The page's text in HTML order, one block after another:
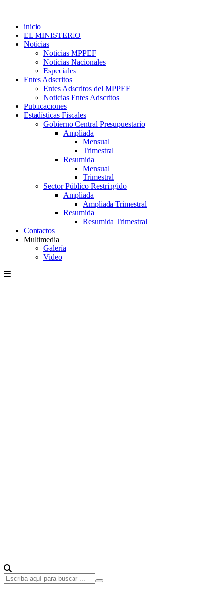
inicio
EL MINISTERIO
Noticias
Noticias MPPEF
Noticias Nacionales
Especiales
Entes Adscritos
Entes Adscritos del MPPEF
Noticias Entes Adscritos
Publicaciones
Estadísticas Fiscales
Gobierno Central Presupuestario
Ampliada
Mensual
Trimestral
Resumida
Mensual
Trimestral
Sector Público Restringido
Ampliada
Ampliada Trimestral
Resumida
Resumida Trimestral
Contactos
Multimedia
Galería
Video